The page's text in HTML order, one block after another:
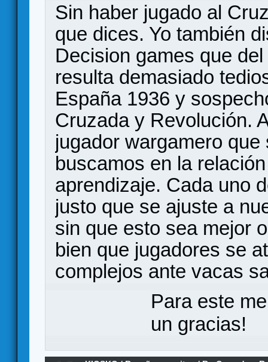
Sin haber jugado al
que dices. Yo también
Decision games que
resulta demasiado
España 1936 y
Cruzada y Revolución.
jugador wargamero
buscamos en la
aprendizaje. Cada uno
justo que se ajuste a
sin que esto sea mejor
bien que jugadores se
complejos ante vacas
Para este
un gracias!